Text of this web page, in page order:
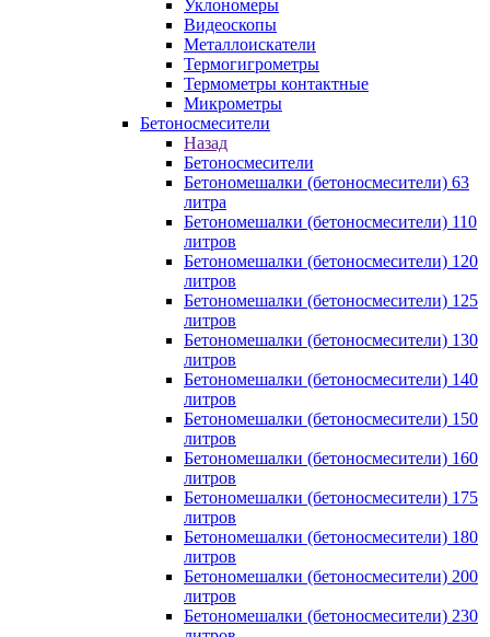
Уклономеры
Видеоскопы
Металлоискатели
Термогигрометры
Термометры контактные
Микрометры
Бетоносмесители
Назад
Бетоносмесители
Бетономешалки (бетоносмесители) 63
литра
Бетономешалки (бетоносмесители) 110
литров
Бетономешалки (бетоносмесители) 120
литров
Бетономешалки (бетоносмесители) 125
литров
Бетономешалки (бетоносмесители) 130
литров
Бетономешалки (бетоносмесители) 140
литров
Бетономешалки (бетоносмесители) 150
литров
Бетономешалки (бетоносмесители) 160
литров
Бетономешалки (бетоносмесители) 175
литров
Бетономешалки (бетоносмесители) 180
литров
Бетономешалки (бетоносмесители) 200
литров
Бетономешалки (бетоносмесители) 230